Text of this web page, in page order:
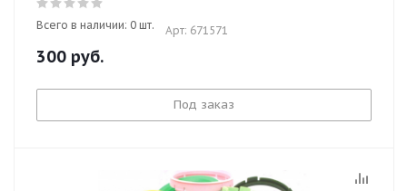
Всего в наличии: 0 шт. Арт: 671571
300 руб.
Под заказ